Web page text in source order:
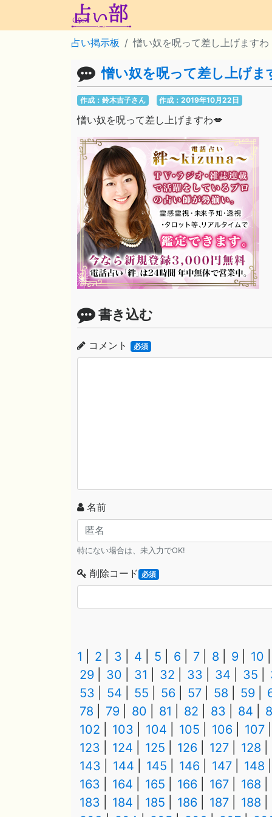
占い掲示板 憎い奴を呪って差し上げますわ
憎い奴を呪って差し上げま
作成：鈴木吉子さん 作成：2019年10月22日
憎い奴を呪って差し上げますわ💋
書き込む
コメント 必須
名前
特にない場合は、未入力でOK!
削除コード 必須
1 2 3 4 5 6 7 8 9
10
29
30 31 32 33 34 35
53
54 55 56 57 58 59
78
79 80 81 82 83 84
102
103 104 105 106
107
123
124 125 126 127
128
143
144 145 146 147
148
163
164 165 166 167
168
183
184 185 186 187
188